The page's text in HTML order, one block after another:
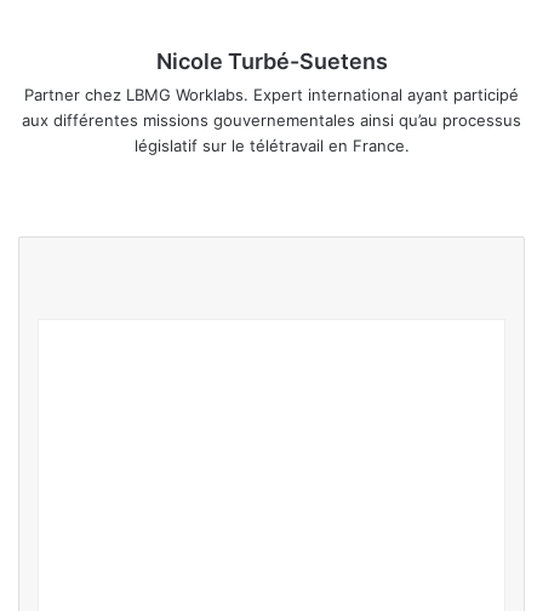
Nicole Turbé-Suetens
Partner chez LBMG Worklabs. Expert international ayant participé
aux différentes missions gouvernementales ainsi qu’au processus
législatif sur le télétravail en France.
te bo din